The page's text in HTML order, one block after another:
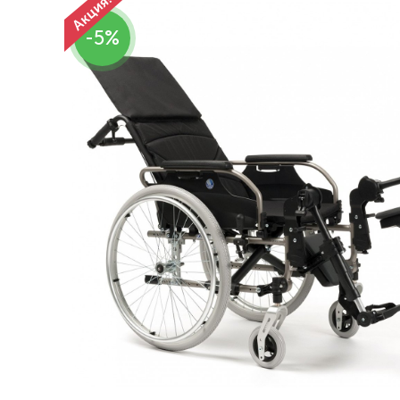
Респираторное оборудование
Подъёмники для инвалидов
-5%